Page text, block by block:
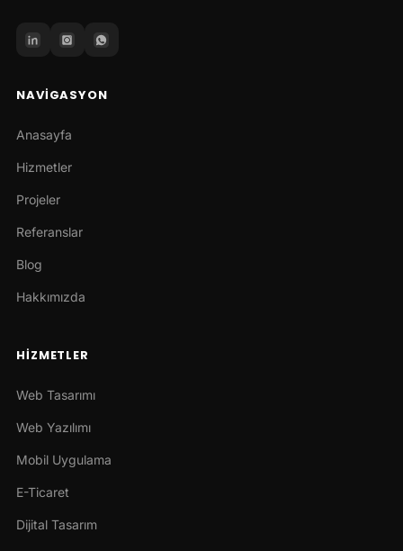
NAVIGASYON
Anasayfa
Hizmetler
Projeler
Referanslar
Blog
Hakkımızda
HIZMETLER
Web Tasarımı
Web Yazılımı
Mobil Uygulama
E-Ticaret
Dijital Tasarım